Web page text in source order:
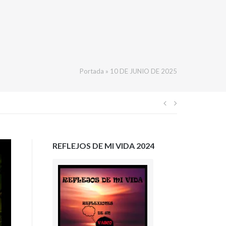
Portada » 10 DE JUNIO DE 2025
Navegación
REFLEJOS DE MI VIDA 2024